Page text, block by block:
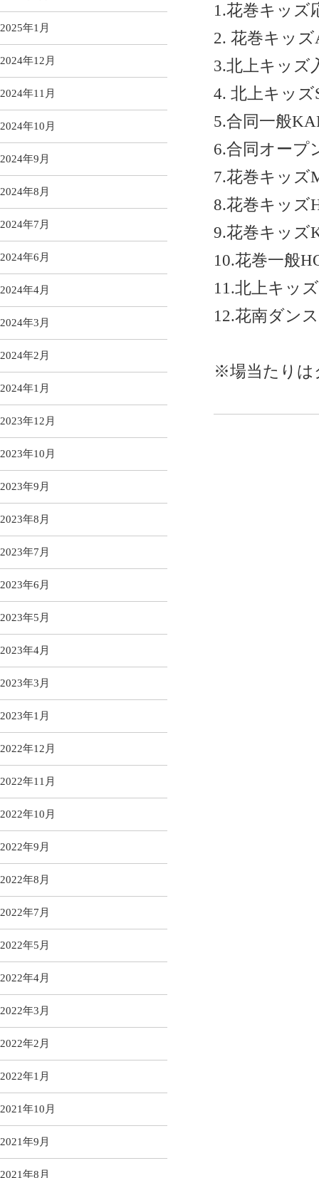
1.花巻キッズ
2. 花巻キッズ
3.北上キッズ
4. 北上キッズ
5.合同一般
6.合同オープ
7.花巻キッズ
8.花巻キッズ
9.花巻キッズ
10.花巻一般
11.北上キッ
12.花南ダン
※場当たりは
2025年1月
2024年12月
2024年11月
2024年10月
2024年9月
2024年8月
2024年7月
2024年6月
2024年4月
2024年3月
2024年2月
2024年1月
2023年12月
2023年10月
2023年9月
2023年8月
2023年7月
2023年6月
2023年5月
2023年4月
2023年3月
2023年1月
2022年12月
2022年11月
2022年10月
2022年9月
2022年8月
2022年7月
2022年5月
2022年4月
2022年3月
2022年2月
2022年1月
2021年10月
2021年9月
2021年8月